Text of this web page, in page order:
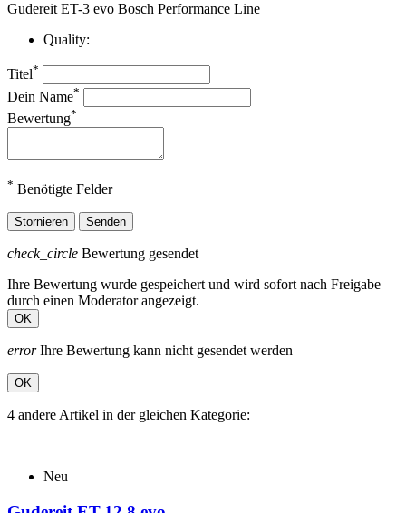
Gudereit ET-3 evo Bosch Performance Line
Quality:
Titel*
Dein Name*
Bewertung*
* Benötigte Felder
Stornieren Senden
check_circle Bewertung gesendet
Ihre Bewertung wurde gespeichert und wird sofort nach Freigabe
durch einen Moderator angezeigt.
OK
errorIhre Bewertung kann nicht gesendet werden
OK
4 andere Artikel in der gleichen Kategorie:
Neu